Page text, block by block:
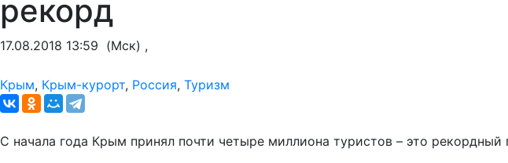
рекорд
17.08.2018 13:59 (Мск) ,
Крым, Крым-курорт, Россия, Туризм
С начала года Крым принял почти четыре миллиона туристов – это